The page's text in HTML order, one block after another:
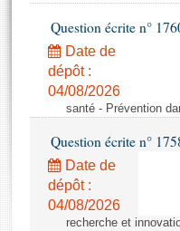
Projets de loi
Propositions de loi
Amendements
Textes adoptés
Rapports d'information
Rapports d'enquête
Rapports législatifs
Histoire
Juniors
Anciennes
Liens vers les sites
Contacts et plan
Photos libres de droit
Question écrite n°
Date de
dépôt :
04/08/2026
santé - Prévention
Question écrite n°
Date de
dépôt :
04/08/2026
recherche et